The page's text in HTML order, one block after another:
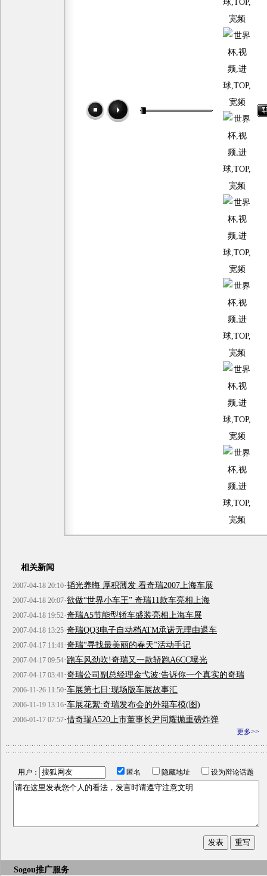
相关新闻
2007-04-18 20:10·韬光养晦 厚积薄发 看奇瑞2007上海车展
2007-04-18 20:07·欲做“世界小车王” 奇瑞11款车亮相上海
2007-04-18 19:52·奇瑞A5节能型轿车盛装亮相上海车展
2007-04-18 13:25·奇瑞QQ3电子自动档ATM承诺无理由退车
2007-04-17 11:41·奇瑞“寻找最美丽的春天”活动手记
2007-04-17 09:54·跑车风劲吹!奇瑞又一款轿跑A6CC曝光
2007-04-17 03:41·奇瑞公司副总经理金弋波:告诉你一个真实的奇瑞
2006-11-26 11:50·车展第七日:现场版车展故事汇
2006-11-19 13:16·车展花絮:奇瑞发布会的外籍车模(图)
2006-01-17 07:57·借奇瑞A520上市董事长尹同耀抛重磅炸弹
更多>>
用户： 匿名 隐藏地址 设为辩论话题
Sogou推广服务